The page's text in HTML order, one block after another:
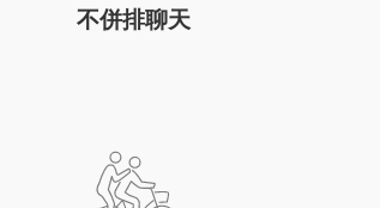
不併排聊天